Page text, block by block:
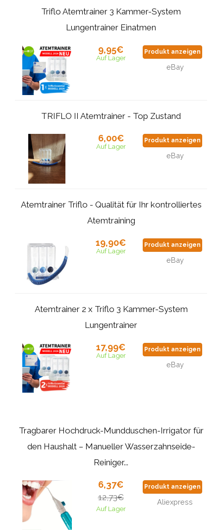
Triflo Atemtrainer 3 Kammer-System
Lungentrainer Einatmen
9,95€
Auf Lager
Produkt anzeigen
eBay
TRIFLO II Atemtrainer - Top Zustand
6,00€
Auf Lager
Produkt anzeigen
eBay
Atemtrainer Triflo - Qualität für Ihr kontrolliertes
Atemtraining
19,90€
Auf Lager
Produkt anzeigen
eBay
Atemtrainer 2 x Triflo 3 Kammer-System
Lungentrainer
17,99€
Auf Lager
Produkt anzeigen
eBay
Tragbarer Hochdruck-Mundduschen-Irrigator für
den Haushalt – Manueller Wasserzahnseide-
Reiniger...
6,37€
12,73€
Auf Lager
Produkt anzeigen
Aliexpress